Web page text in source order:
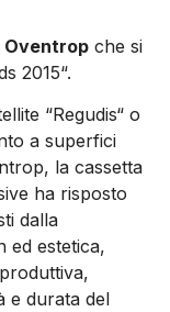
Oventrop che si
2015“.
“Regudis“ o
a superfici
la cassetta
ha risposto
dalla
ed estetica,
e durata del